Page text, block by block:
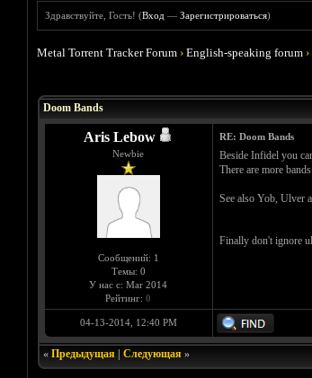
Здравствуйте, Гость! (Вход —Зарегистрироваться)
Metal Torrent Tracker Forum ›English-speaking forum ›
Doom Bands
Aris Lebow
Newbie
Сообщений: 1
Темы: 0
У нас с: Mar 2014
Рейтинг: 0
RE: Doom Bands
Beside Infidel you
There are more
See also Yob, Ulver
Finally don't ignore
04-13-2014, 12:40 PM
« Предыдущая| Следующая»